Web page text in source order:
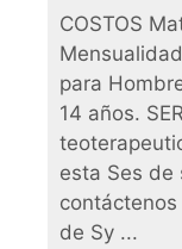
COSTOS
para
14 años.
esta Ses de
de Sy ...